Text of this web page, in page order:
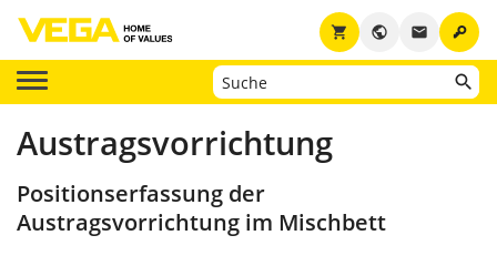
key
email
public
shopping_cart
Austragsvorrichtung
Positionserfassung der
Austragsvorrichtung im Mischbett